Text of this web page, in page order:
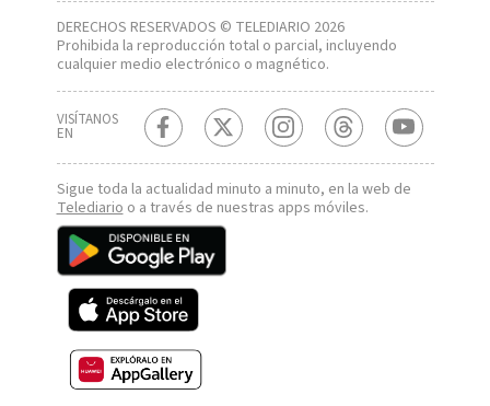
DERECHOS RESERVADOS © TELEDIARIO 2026
Prohibida la reproducción total o parcial, incluyendo
cualquier medio electrónico o magnético.
VISÍTANOS
EN
Sigue toda la actualidad minuto a minuto, en la web de
Telediario o a través de nuestras apps móviles.